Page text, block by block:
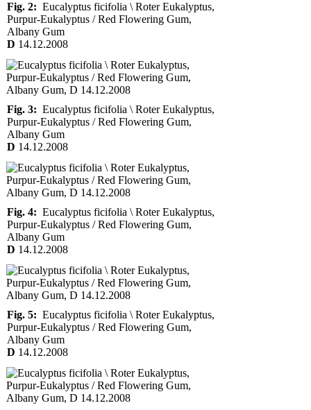
Fig. 2: Eucalyptus ficifolia \ Roter Eukalyptus,
Purpur-Eukalyptus / Red Flowering Gum,
Albany Gum
D 14.12.2008
Fig. 3: Eucalyptus ficifolia \ Roter Eukalyptus,
Purpur-Eukalyptus / Red Flowering Gum,
Albany Gum
D 14.12.2008
Fig. 4: Eucalyptus ficifolia \ Roter Eukalyptus,
Purpur-Eukalyptus / Red Flowering Gum,
Albany Gum
D 14.12.2008
Fig. 5: Eucalyptus ficifolia \ Roter Eukalyptus,
Purpur-Eukalyptus / Red Flowering Gum,
Albany Gum
D 14.12.2008